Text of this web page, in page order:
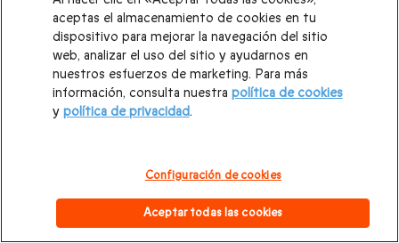
aceptas el almacenamiento de cookies en tu
dispositivo para mejorar la navegación del sitio
web, analizar el uso del sitio y ayudarnos en
nuestros esfuerzos de marketing. Para más
información, consulta nuestra política de cookies
y política de privacidad.
Configuración de cookies
Aceptar todas las cookies